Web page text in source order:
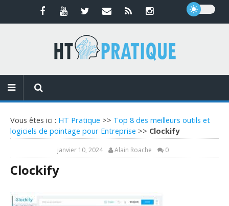
Vous êtes ici : HT Pratique >> Top 8 des meilleurs outils et
logiciels de pointage pour Entreprise >> Clockify
janvier 10, 2024 Alain Roache 0
Clockify